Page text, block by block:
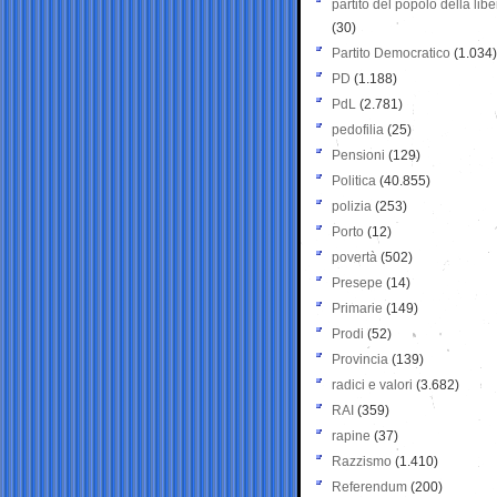
partito del popolo della
(30)
Partito Democratico (1.034)
PD (1.188)
PdL (2.781)
pedofilia (25)
Pensioni (129)
Politica (40.855)
polizia (253)
Porto (12)
povertà (502)
Presepe (14)
Primarie (149)
Prodi (52)
Provincia (139)
radici e valori (3.682)
RAI (359)
rapine (37)
Razzismo (1.410)
Referendum (200)